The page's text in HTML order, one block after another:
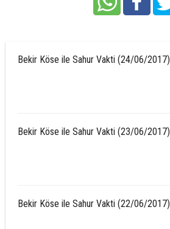
Bekir Köse ile Sahur Vakti (24/06/2017)
Bekir Köse ile Sahur Vakti (23/06/2017)
Bekir Köse ile Sahur Vakti (22/06/2017)